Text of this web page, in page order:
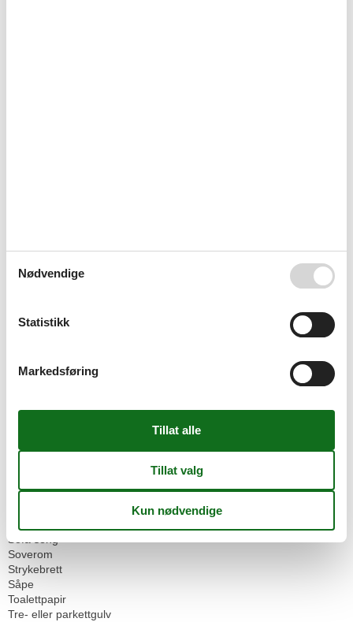
Dårlig/WC
Eisen
Ikke-røykere
Kjøleskap
Oppvaskmaskin
Røykvarsler
Sofa seng
Soverom
Strykebrett
Såpe
Toalettpapir
Tre- eller parkettgulv
Nødvendige
Statistikk
Markedsføring